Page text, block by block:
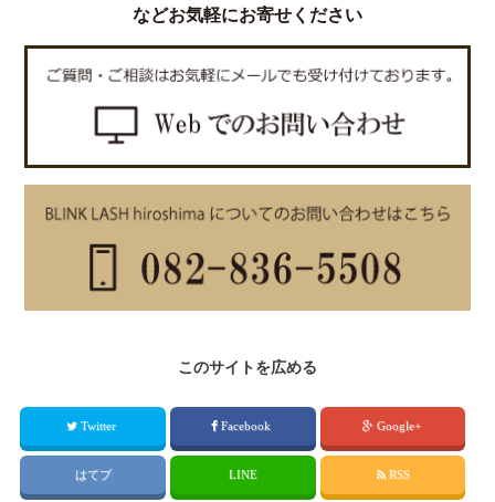
などお気軽にお寄せください
このサイトを広める
Twitter Facebook Google+
はてブ LINE RSS